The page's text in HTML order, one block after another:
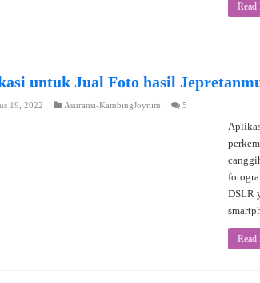
untuk Jual Foto hasil
19, 2022 Asuransi-KambingJoynim 5
DSLR